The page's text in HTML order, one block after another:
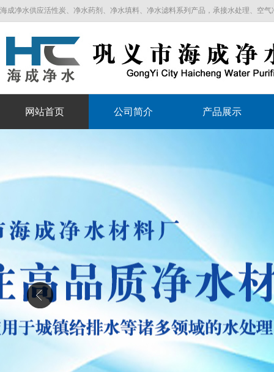
海成净水供应活性炭、净水药剂、净水填料、净水滤料系列产品，承接水处理、空气
网站首页 公司简介 产品展示